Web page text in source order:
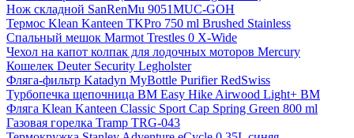
Нож складной SanRenMu 9051MUC-GOH
Термос Klean Kanteen TKPro 750 ml Brushed Stainless
Спальный мешок Marmot Trestles 0 X-Wide
Чехол на капот колпак для лодочных моторов Mercury
Кошелек Deuter Security Legholster
Фляга-фильтр Katadyn MyBottle Purifier RedSwiss
Турбопечка щепочница BM Easy Hike Airwood Light+ BM
Фляга Klean Kanteen Classic Sport Cap Spring Green 800 ml
Газовая горелка Tramp TRG-043